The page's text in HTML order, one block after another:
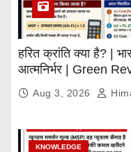
हरित क्रांति क्या है? |
आत्मनिर्भर | Green
Aug 3, 2026
KNOWLEDGE